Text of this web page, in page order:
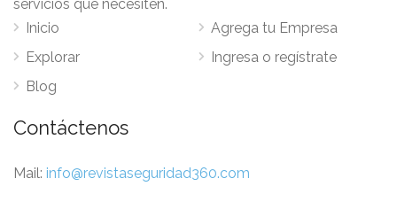
servicios que necesiten.
Inicio
Explorar
Blog
Agrega tu Empresa
Ingresa o regístrate
Contáctenos
Mail: info@revistaseguridad360.com